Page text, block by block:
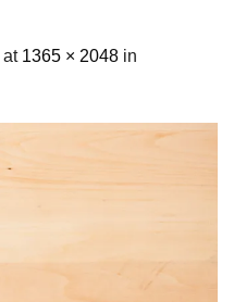
at 1365 × 2048 in